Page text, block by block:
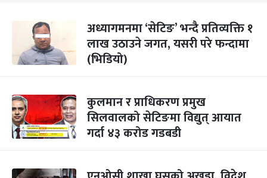
अध्यागमनमा ‘सेटिङ’ भन्दै प्रतिव्यक्ति १
लाख उठाउने जगत, यसरी परे फन्दामा
(भिडियो)
कुलमान र प्राधिकरण प्रमुख
सिलवालको सेटिङमा विद्युत् आयात
गर्दा ४३ करोड गडबडी